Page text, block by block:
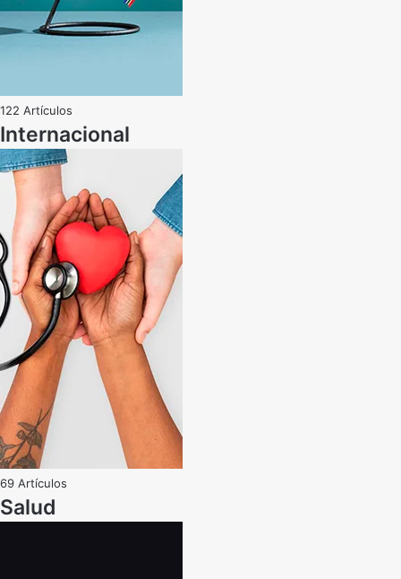
122 Artículos
Internacional
69 Artículos
Salud